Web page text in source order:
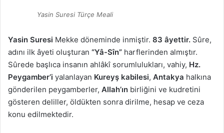
Yasin Suresi Türçe Meali
Yasin Suresi Mekke döneminde inmiştir. 83 âyettir. Sûre,
adını ilk âyeti oluşturan “Yâ-Sîn” harflerinden almıştır.
Sûrede başlıca insanın ahlâkî sorumlulukları, vahiy, Hz.
Peygamber’i yalanlayan Kureyş kabilesi, Antakya halkına
gönderilen peygamberler, Allah’ın birliğini ve kudretini
gösteren deliller, öldükten sonra dirilme, hesap ve ceza
konu edilmektedir.